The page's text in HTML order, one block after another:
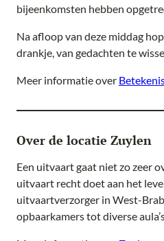
bijeenkomsten hebben
Na afloop van deze middag
drankje, van gedachten te
Meer informatie over
Over de locatie Zuylen
Een uitvaart gaat niet zo zeer
uitvaart recht doet aan het
uitvaartverzorger in West-
opbaarkamers tot diverse